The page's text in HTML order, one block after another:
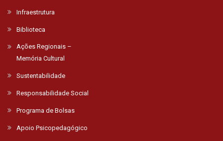
Infraestrutura
Biblioteca
Ações Regionais –
Memória Cultural
Sustentabilidade
Responsabilidade Social
Programa de Bolsas
Apoio Psicopedagógico